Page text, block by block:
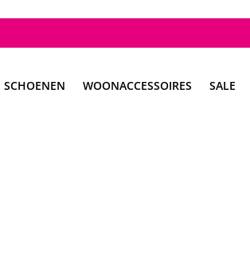
SCHOENEN WOONACCESSOIRES SALE